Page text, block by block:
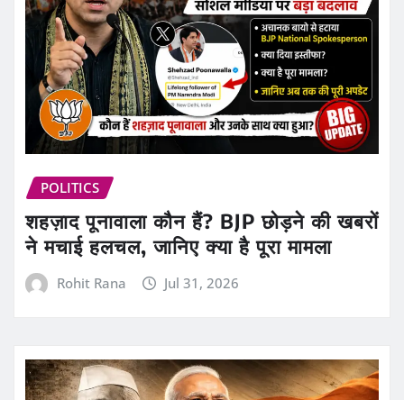
POLITICS
शहज़ाद पूनावाला कौन हैं? BJP छोड़ने की खबरों
ने मचाई हलचल, जानिए क्या है पूरा मामला
Rohit Rana Jul 31, 2026